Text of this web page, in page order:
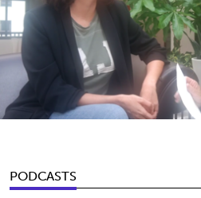
PODCASTS